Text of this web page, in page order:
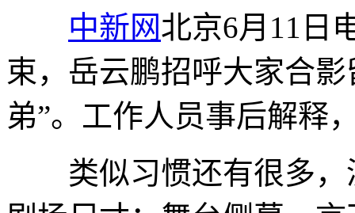
中新网北京6月11日
束，岳云鹏招呼大家合
弟”。工作人员事后解释
类似习惯还有很多，